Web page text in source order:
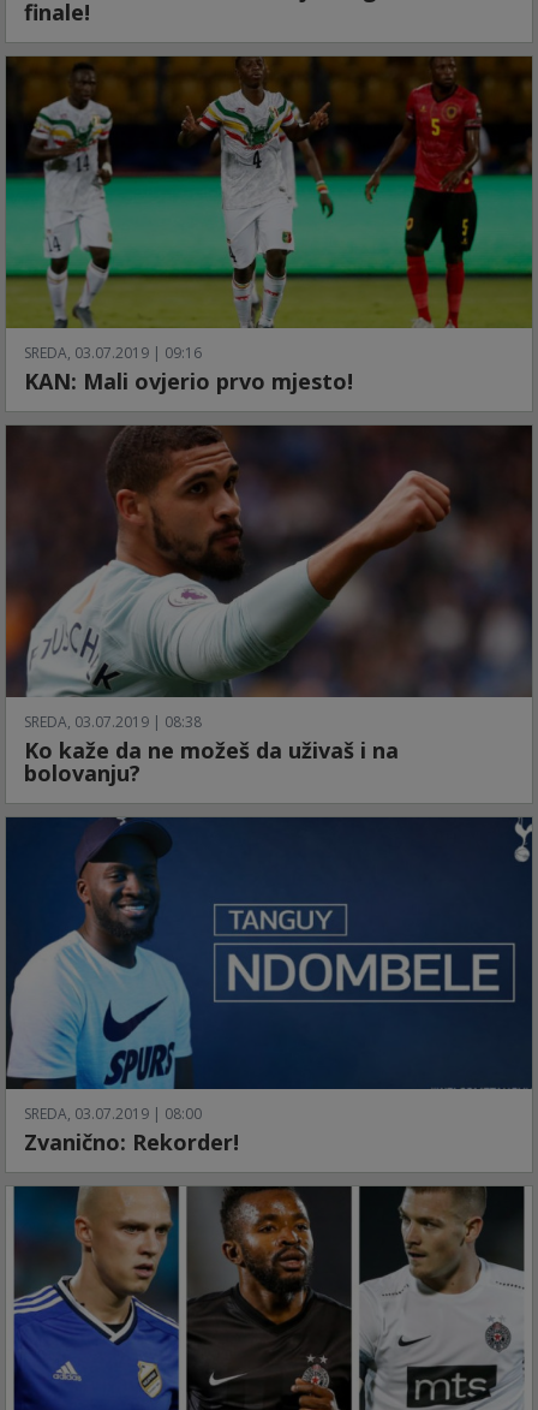
finale!
SREDA, 03.07.2019 | 09:16
KAN: Mali ovjerio prvo mjesto!
SREDA, 03.07.2019 | 08:38
Ko kaže da ne možeš da uživaš i na
bolovanju?
SREDA, 03.07.2019 | 08:00
Zvanično: Rekorder!